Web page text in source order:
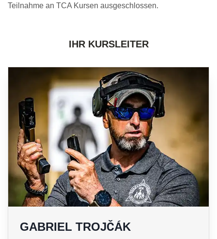
Teilnahme an TCA Kursen ausgeschlossen.
IHR KURSLEITER
GABRIEL TROJČÁK